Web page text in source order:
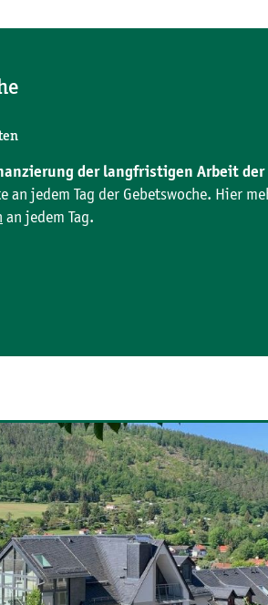
der langfristigen Arbeit der
an jedem Tag der Gebetswoche. Hier
an jedem Tag.